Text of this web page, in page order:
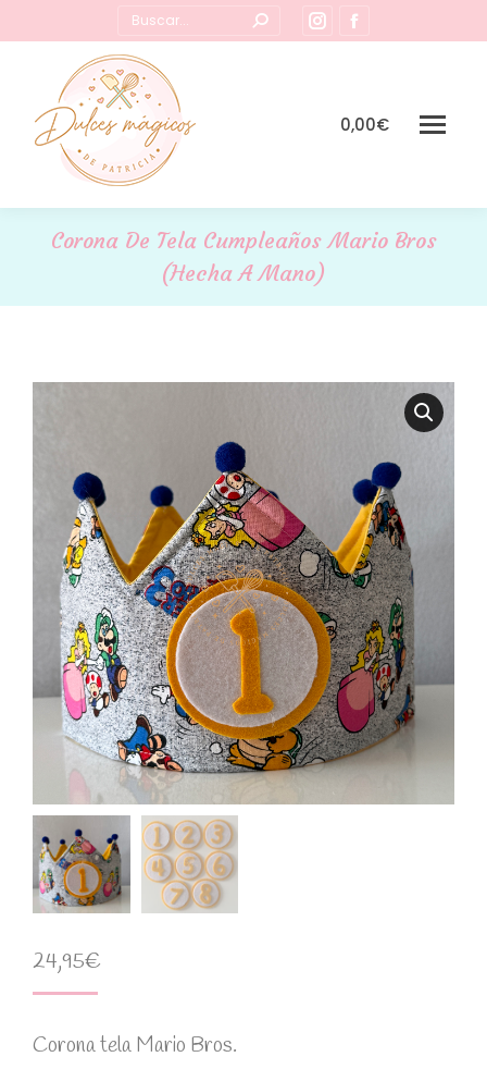
Buscar:
Instagram
page
new
page
in
0,00€
Corona De Tela Cumpleaños Mario Bros
(Hecha A Mano)
24,95€
Corona tela Mario Bros.